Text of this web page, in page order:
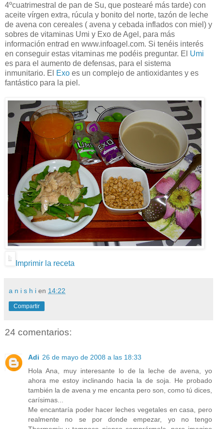
4ºcuatrimestral de pan de Su, que postearé más tarde) con
aceite vírgen extra, rúcula y bonito del norte, tazón de leche
de avena con cereales ( avena y cebada inflados con miel) y
sobres de vitaminas Umi y Exo de Agel, para más
información entrad en www.infoagel.com. Si tenéis interés
en conseguir estas vitaminas me podéis preguntar. El Umi
es para el aumento de defensas, para el sistema
inmunitario. El
Exo es un complejo de antioxidantes y es
fantástico para la piel.
Imprimir la receta
a n i s h i en 14:22
Compartir
24 comentarios:
Adi 26 de mayo de 2008 a las 18:33
Hola Ana, muy interesante lo de la leche de avena, yo
ahora me estoy inclinando hacia la de soja. He probado
también la de avena y me encanta pero son, como tú dices,
carísimas...
Me encantaría poder hacer leches vegetales en casa, pero
realmente no se por donde empezar, yo no tengo